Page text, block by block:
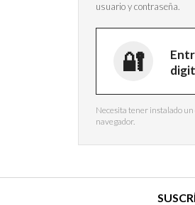
usuario y contraseña.
Necesita tener instalado
navegador.